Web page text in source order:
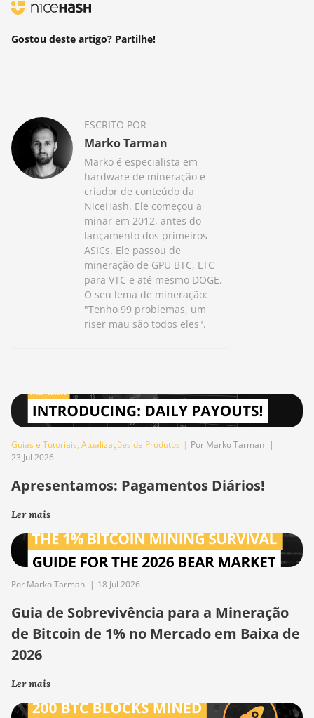
Gostou deste artigo? Partilhe!
ESCRITO POR
Marko Tarman
Marko é especialista em
hardware de mineração e
criador de conteúdo da
NiceHash. Ele começou a
minar em 2012, antes do
lançamento dos primeiros
ASICs. Ele passou de
mineração de GPU BTC, LTC
para VTC e até mesmo DOGE.
O seu lema de mineração:
"Tenho 99 problemas, um
riser mau são todos eles".
Guias e Tutoriais, Atualizações de Produtos | Por Marko Tarman |
23 Jul 2026
Apresentamos: Pagamentos Diários!
Ler mais
Por Marko Tarman | 18 Jul 2026
Guia de Sobrevivência para a Mineração
de Bitcoin de 1% no Mercado em Baixa de
2026
Ler mais